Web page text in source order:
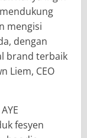
mengisi
dengan
brand terbaik
Liem, CEO
fesyen